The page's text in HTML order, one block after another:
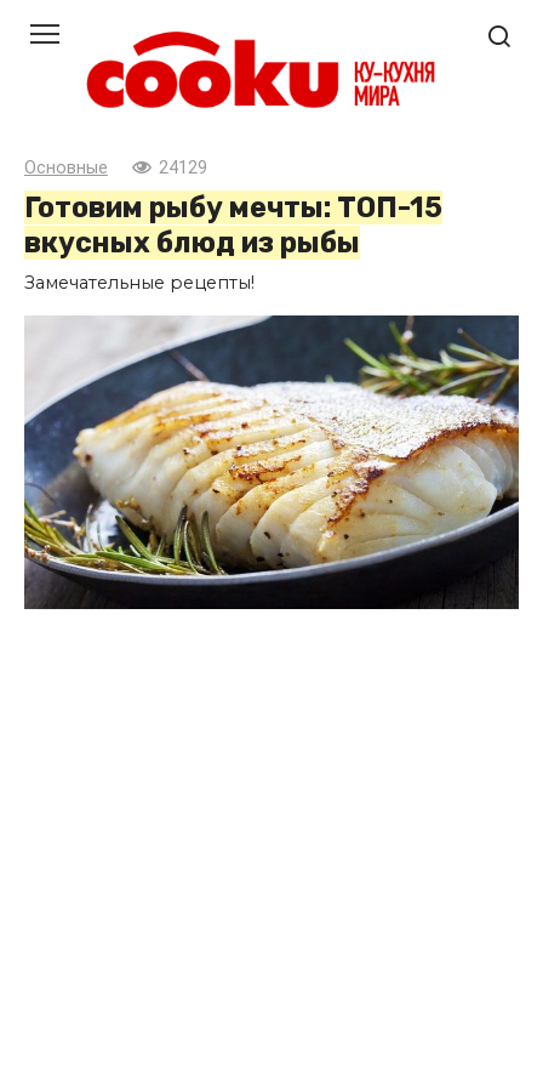
контенту
Основные 24129
Готовим рыбу мечты: ТОП-15
вкусных блюд из рыбы
Замечательные рецепты!